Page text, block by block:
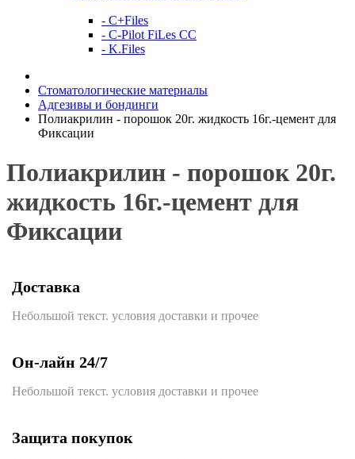
- C+Files
- C-Pilot FiLes CC
- K.Files
Стоматологические материалы
Адгезивы и бондинги
Полиакрилин - порошок 20г. жидкость 16г.-цемент для
Фиксации
Полиакрилин - порошок 20г.
жидкость 16г.-цемент для
Фиксации
Доставка
Небольшой текст. условия доставки и прочее
Он-лайн 24/7
Небольшой текст. условия доставки и прочее
Защита покупок